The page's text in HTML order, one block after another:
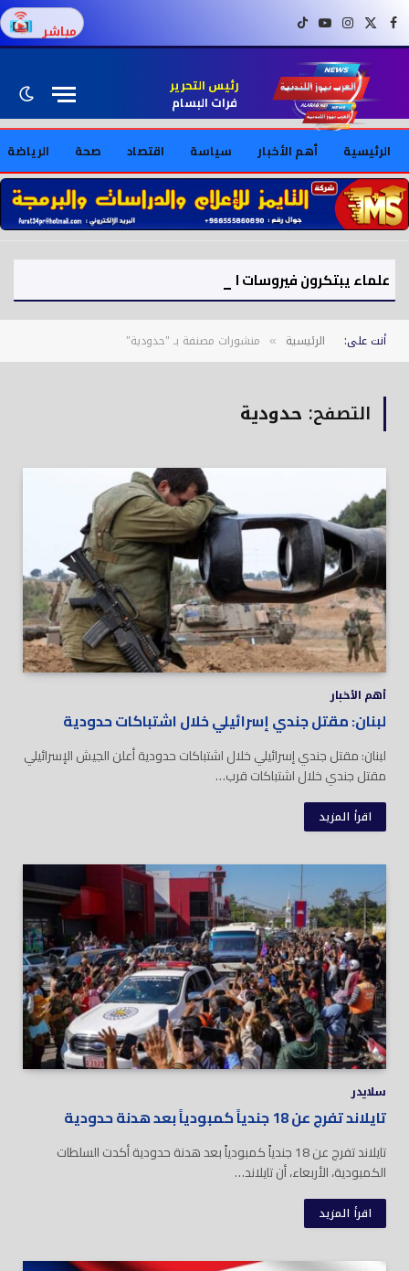
فيسبوكX (Twitter)
إنستغراميوتيوبتيك توك مباشر
رئيس التحرير
فرات البسام
الرئيسية أهم الأخبار سياسة اقتصاد صحة الرياضة
أنت على: الرئيسية » منشورات مصنفة بـ "حدودية"
التصفح: حدودية
أهم الأخبار
لبنان: مقتل جندي إسرائيلي خلال اشتباكات حدودية
لبنان: مقتل جندي إسرائيلي خلال اشتباكات حدودية أعلن الجيش الإسرائيلي
مقتل جندي خلال اشتباكات قرب…
اقرأ المزيد
سلايدر
تايلاند تفرج عن 18 جندياً كمبودياً بعد هدنة حدودية
تايلاند تفرج عن 18 جندياً كمبودياً بعد هدنة حدودية أكدت السلطات
الكمبودية، الأربعاء، أن تايلاند…
اقرأ المزيد